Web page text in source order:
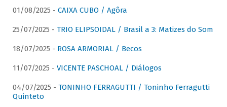
01/08/2025 - CAIXA CUBO / Agôra
25/07/2025 - TRIO ELIPSOIDAL / Brasil a 3: Matizes do Som
18/07/2025 - ROSA ARMORIAL / Becos
11/07/2025 - VICENTE PASCHOAL / Diálogos
04/07/2025 - TONINHO FERRAGUTTI / Toninho Ferragutti
Quinteto